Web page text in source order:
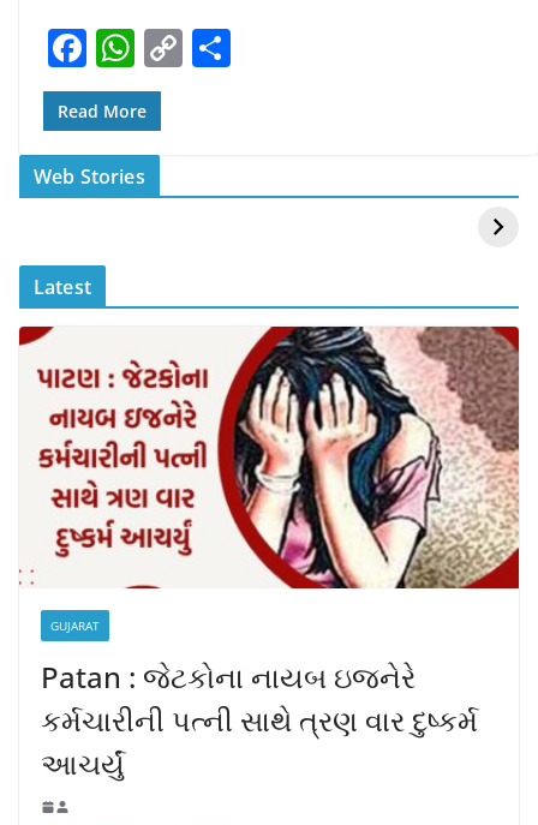
o
k
p k
F
a
c
e
b
o
k
W
h
at
s
A
C
Li
Read More
Web Stories
स्वीमिंग पूल में बिकिनी पहन
Mouni Roy ने लगाई
DOMS IPO
Latest
GUJARAT
Patan : જેટકોના નાયબ ઇજનેરે
કર્મચારીની પત્ની સાથે ત્રણ વાર દુષ્કર્મ
આચર્યું